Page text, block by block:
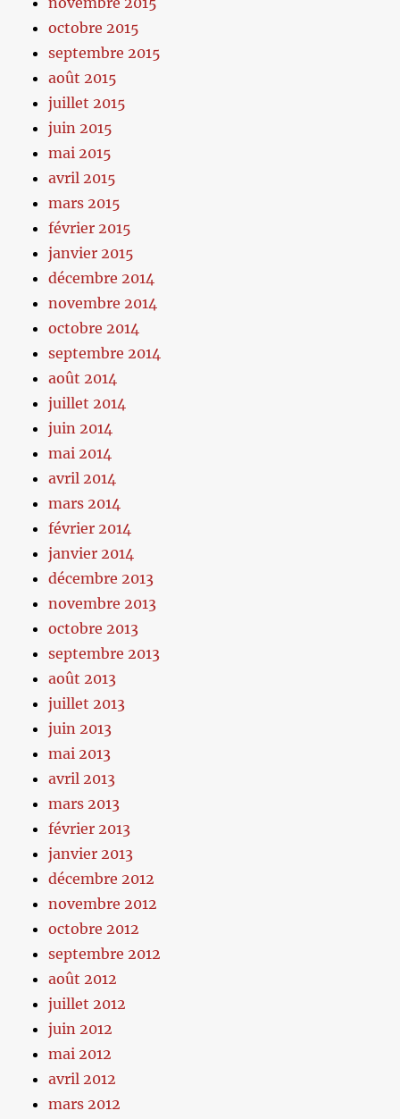
octobre 2015
septembre 2015
août 2015
juillet 2015
juin 2015
mai 2015
avril 2015
mars 2015
février 2015
janvier 2015
décembre 2014
novembre 2014
octobre 2014
septembre 2014
août 2014
juillet 2014
juin 2014
mai 2014
avril 2014
mars 2014
février 2014
janvier 2014
décembre 2013
novembre 2013
octobre 2013
septembre 2013
août 2013
juillet 2013
juin 2013
mai 2013
avril 2013
mars 2013
février 2013
janvier 2013
décembre 2012
novembre 2012
octobre 2012
septembre 2012
août 2012
juillet 2012
juin 2012
mai 2012
avril 2012
mars 2012